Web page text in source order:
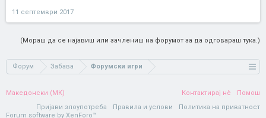
11 септември 2017
(Мораш да се најавиш или зачлениш на форумот за да одговараш тука.)
Форум Забава Форумски игри
Македонски (MK) Контактирај нè
Помош
Пријави злоупотреба
Правила и услови
Политика на приватност
Forum software by XenForo™